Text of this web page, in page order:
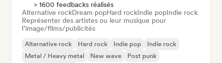
> 1600 feedbacks réalisés
Alternative rockDream popHard rockIndie popIndie rock
Représenter des artistes ou leur musique pour
l’image/films/publicités
Alternative rock Hard rock Indie pop
Indie rock
Metal / Heavy metal
New wave
Post punk